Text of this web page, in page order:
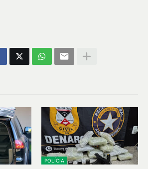
POLÍCIA